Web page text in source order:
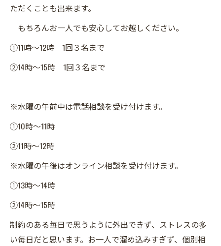
ただくことも出来ます。
もちろんお一人でも安心してお越しください。
①11時～12時 1回３名まで
②14時～15時 1回３名まで
※水曜の午前中は電話相談を受け付けます。
①10時～11時
②11時～12時
※水曜の午後はオンライン相談を受け付けます。
①13時～14時
②14時～15時
制約のある毎日で思うように外出できず、ストレスの多
い毎日だと思います。お一人で溜め込みすぎず、個別相